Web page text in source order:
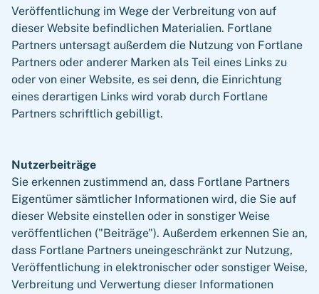
Veröffentlichung im Wege der Verbreitung von auf
dieser Website befindlichen Materialien. Fortlane
Partners untersagt außerdem die Nutzung von Fortlane
Partners oder anderer Marken als Teil eines Links zu
oder von einer Website, es sei denn, die Einrichtung
eines derartigen Links wird vorab durch Fortlane
Partners schriftlich gebilligt.
Nutzerbeiträge
Sie erkennen zustimmend an, dass Fortlane Partners
Eigentümer sämtlicher Informationen wird, die Sie auf
dieser Website einstellen oder in sonstiger Weise
veröffentlichen ("Beiträge"). Außerdem erkennen Sie an,
dass Fortlane Partners uneingeschränkt zur Nutzung,
Veröffentlichung in elektronischer oder sonstiger Weise,
Verbreitung und Verwertung dieser Informationen